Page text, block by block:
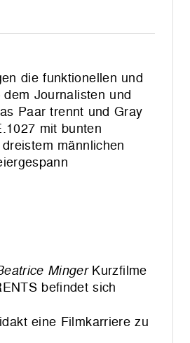
die funktionellen und
Journalisten und
Paar trennt und Gray
mit bunten
männlichen
MingerKurzfilme
befindet sich
eine Filmkarriere zu